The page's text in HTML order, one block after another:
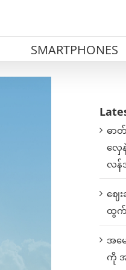
SMARTPHONES
ဓာ
လှေ
လန်
ဈေ
ထွက်
အမ
ကို အ